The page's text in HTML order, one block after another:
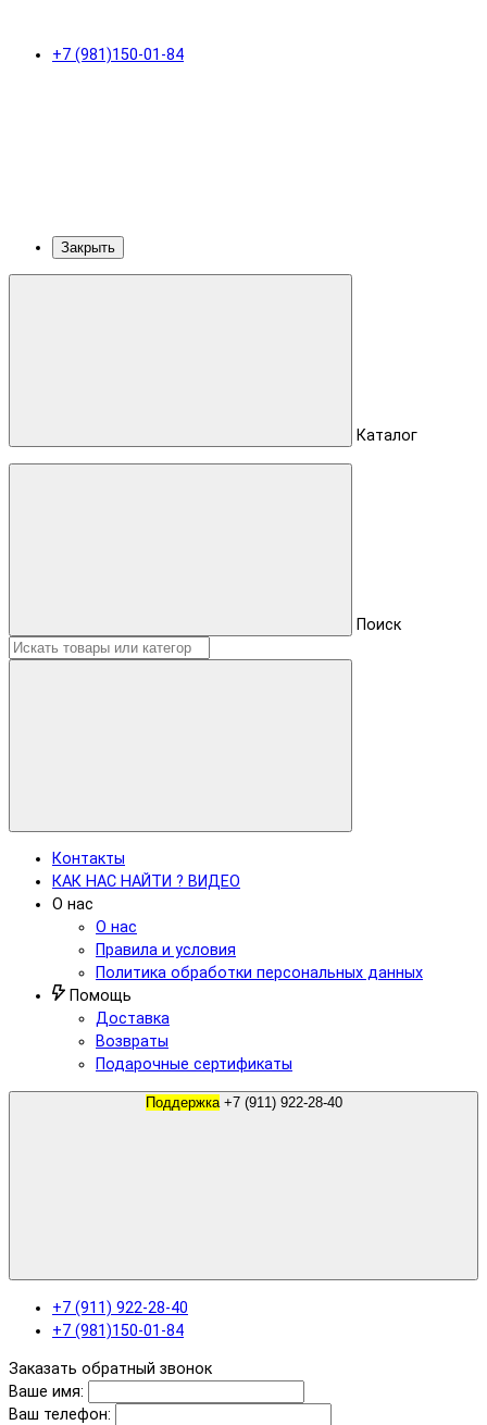
+7 (981)150-01-84
Закрыть
Каталог
Поиск
Контакты
КАК НАС НАЙТИ ? ВИДЕО
О нас
О нас
Правила и условия
Политика обработки персональных данных
Помощь
Доставка
Возвраты
Подарочные сертификаты
Поддержка +7 (911) 922-28-40
+7 (911) 922-28-40
+7 (981)150-01-84
Заказать обратный звонок
Ваше имя:
Ваш телефон: